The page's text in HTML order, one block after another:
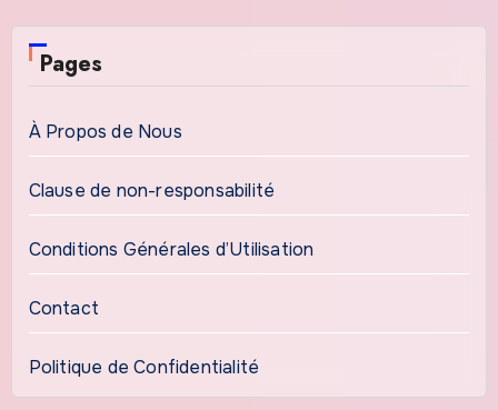
Pages
À Propos de Nous
Clause de non-responsabilité
Conditions Générales d’Utilisation
Contact
Politique de Confidentialité